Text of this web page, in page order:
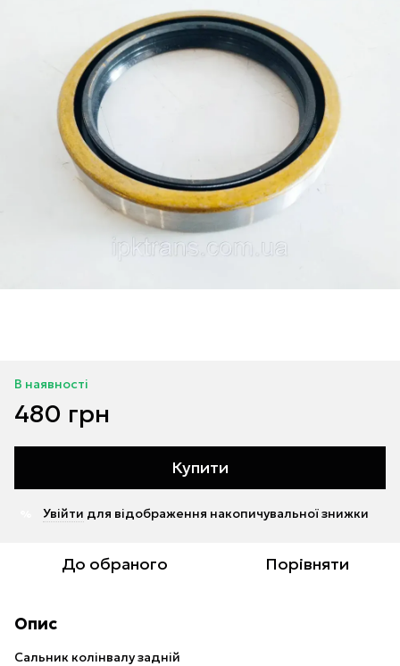
В наявності
480 грн
Купити
Увійти для відображення накопичувальної знижки
До обраного Порівняти
Опис
Сальник колінвалу задній